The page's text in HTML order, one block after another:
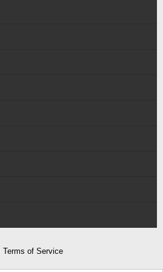
Terms of Service